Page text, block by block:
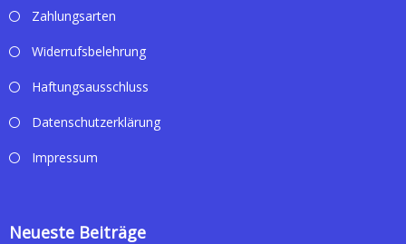
Zahlungsarten
Widerrufsbelehrung
Haftungsausschluss
Datenschutzerklärung
Impressum
Neueste Beiträge